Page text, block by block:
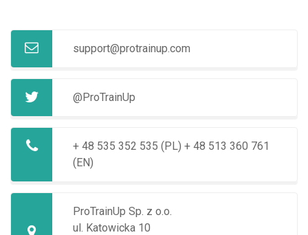
support@protrainup.com
@ProTrainUp
+ 48 535 352 535 (PL) + 48 513 360 761
(EN)
ProTrainUp Sp. z o.o.
ul. Katowicka 10